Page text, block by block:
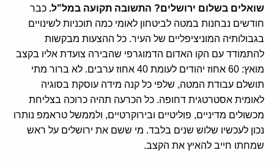
שואלים בשלום ירושלים? התשובה תקועה במל"ל. כבר
חודשים נבחנות במטה לביטחון לאומי כמה תוכניות לשינויים
בגבולותיה המוניציפליים של העיר. כל ההצעות מבקשות
להתמודד עם הקו האדום הדמוגרפי שהבירה צועדת אליו בקצב
מואץ: 60 אחוז יהודים לעומת 40 אחוז ערבים. לא ברור מתי
תושלם עבודת המטה, שלפי כל קנה מידה עוסקת בסוגיה
לאומית אסטרטגית דחופה. כל הכרעה תהיה כרוכה בצליחת
מכשולים מדיניים, פוליטיים ובירוקרטיים, ולממשל טראמפ נותרו
נכון לעכשיו שלוש שנים בלבד. מי ששם את ירושלים על ראש
שמחתו חייב להאיץ את הקצב.